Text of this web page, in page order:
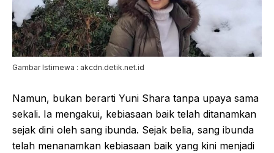
Gambar Istimewa : akcdn.detik.net.id
Namun, bukan berarti Yuni Shara tanpa upaya sama
sekali. Ia mengakui, kebiasaan baik telah ditanamkan
sejak dini oleh sang ibunda. Sejak belia, sang ibunda
telah menanamkan kebiasaan baik yang kini menjadi